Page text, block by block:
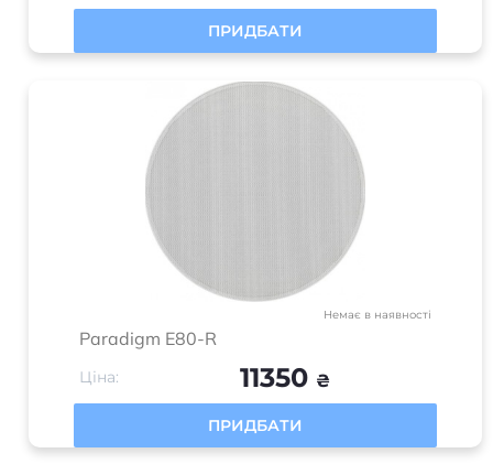
ПРИДБАТИ
Немає в наявності
Paradigm E80-R
Ціна: 11350 ₴
ПРИДБАТИ